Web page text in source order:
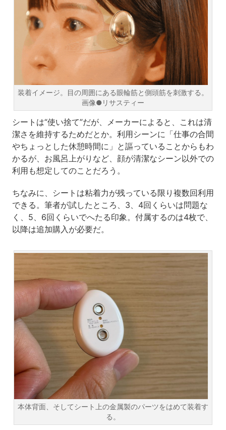
装着イメージ。目の周囲にある眼輪筋と側頭筋を刺激する。
画像●リサスティー
シートは“使い捨て”だが、メーカーによると、これは清
潔さを維持するためだとか。利用シーンに「仕事の合間
やちょっとした休憩時間に」と謳っていることからもわ
かるが、お風呂上がりなど、顔が清潔なシーン以外での
利用も想定してのことだろう。
ちなみに、シートは粘着力が残っている限り複数回利用
できる。筆者が試したところ、3、4回くらいは問題な
く、5、6回くらいでへたる印象。付属するのは4枚で、
以降は追加購入が必要だ。
本体背面、そしてシート上の金属製のパーツをはめて装着す
る。